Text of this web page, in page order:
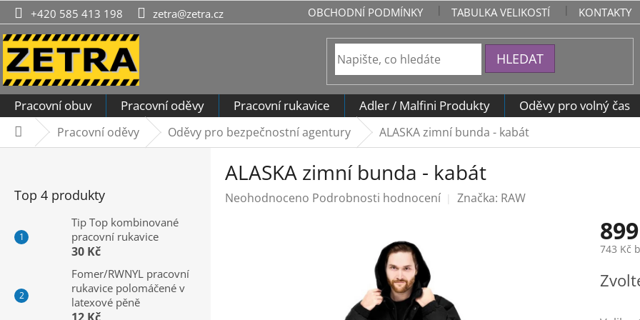
Přejít
na
obsah
+420 585 413 198 zetra@zetra.cz OBCHODNÍ PODMÍNKY TABULKA VELIKOSTÍ KONTAKTY
HLEDAT
Pracovní obuv Pracovní oděvy Pracovní rukavice Adler / Malfini Produkty Oděvy pro volný čas
DomůPracovní oděvy Oděvy pro bezpečnostní agentury ALASKA zimní bunda - kabát
Top 4 produkty
Tip Top kombinované
pracovní rukavice
30 Kč
Fomer/RWNYL pracovní
rukavice polomáčené v
latexové pěně
ALASKA zimní bunda - kabát
Průměrné
Neohodnoceno Podrobnosti hodnocení Značka: RAW
743 Kč
cena: